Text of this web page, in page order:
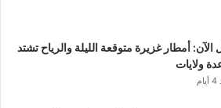
الآن: أمطار غزيرة متوقعة الليلة والرياح تشتد
ولايات